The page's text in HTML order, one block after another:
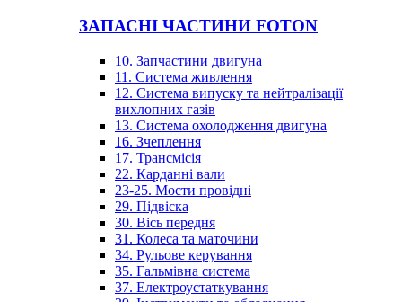
ЗАПАСНІ ЧАСТИНИ FOTON
10. Запчастини двигуна
11. Система живлення
12. Система випуску та нейтралізації
вихлопних газів
13. Система охолодження двигуна
16. Зчеплення
17. Трансмісія
22. Карданні вали
23-25. Мости провідні
29. Підвіска
30. Вісь передня
31. Колеса та маточини
34. Рульове керування
35. Гальмівна система
37. Електроустаткування